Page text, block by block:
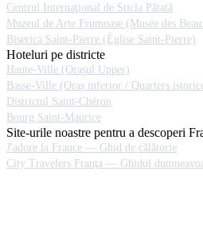
Centrul Internaţional de Sticla Pătată
Muzeul de Arte Frumoase (Musée des
Biserica Saint-Pierre (Église Saint-Pierre)
Hoteluri pe districte
Haute-Ville (Orașul Upper)
Basse-Ville (Oraș inferior / Quarters
Districtul Saint-Chéron
Bourg Saint-Maurice
Site-urile noastre pentru a descoperi
J'adore la France — Ghid de călătorie
City Travelers Franţa — Ghidul